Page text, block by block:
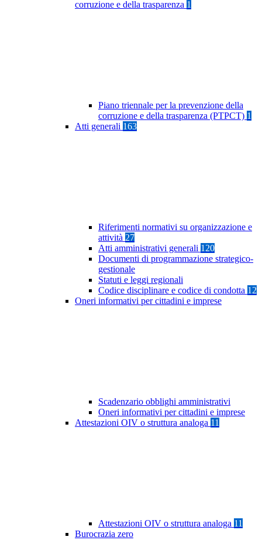
corruzione e della trasparenza 1
Piano triennale per la prevenzione della
corruzione e della trasparenza (PTPCT) 1
Atti generali 163
Riferimenti normativi su organizzazione e
attività 27
Atti amministrativi generali 120
Documenti di programmazione strategico-
gestionale
Statuti e leggi regionali
Codice disciplinare e codice di condotta 12
Oneri informativi per cittadini e imprese
Scadenzario obblighi amministrativi
Oneri informativi per cittadini e imprese
Attestazioni OIV o struttura analoga 11
Attestazioni OIV o struttura analoga 11
Burocrazia zero